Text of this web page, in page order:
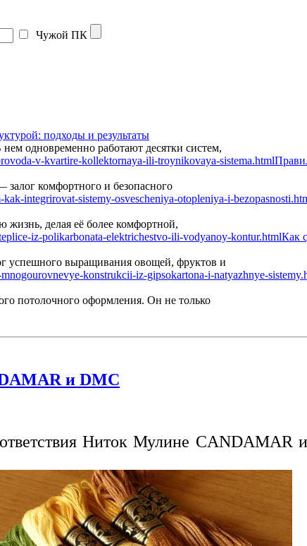
Чужой ПК
подходы и результаты
одновременно работают десятки систем,
комфортного и безопасного
делая её более комфортной,
Как
успешного выращивания овощей, фруктов и
потолочного оформления. Он не только
и DMC
Ниток Мулине CANDAMAR